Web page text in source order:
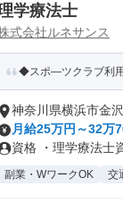
学療法士
式会社ルネサンス
◆スポ―ツクラブ利
神奈川県横浜市金
月給25万円～32万
資格 ・理学療法士
副業・WワークOK 交